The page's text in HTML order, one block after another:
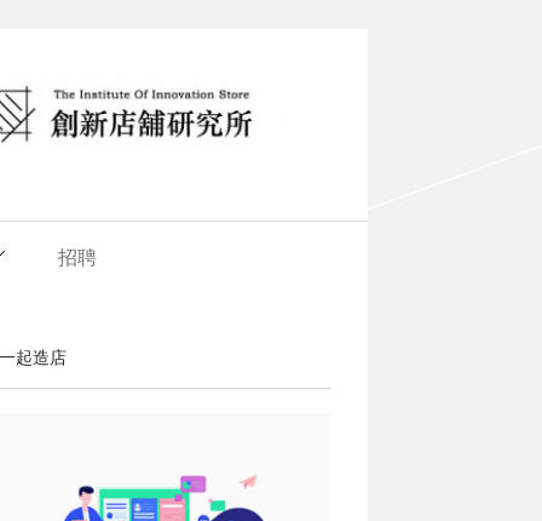
招聘
起造店